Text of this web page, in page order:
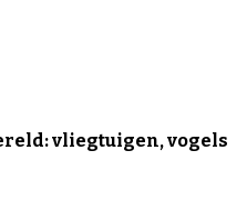
vliegtuigen, vogels